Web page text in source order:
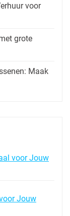
voor
grote
Maak
voor Jouw
Jouw